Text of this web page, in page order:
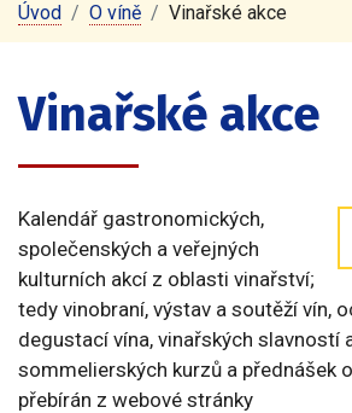
Úvod O víně Vinařské akce
Vinařské akce
Kalendář gastronomických,
společenských a veřejných
kulturních akcí z oblasti vinařství;
tedy vinobraní, výstav a soutěží vín,
degustací vína, vinařských slavností
sommelierských kurzů a přednášek
přebírán z webové stránky